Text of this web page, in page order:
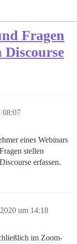
Fragen
Discourse
08:07
eines Webinars
stellen
erfassen.
um 14:18
im Zoom-